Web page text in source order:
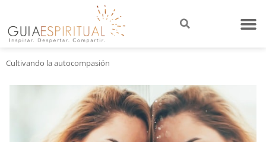
Cultivando la autocompasión